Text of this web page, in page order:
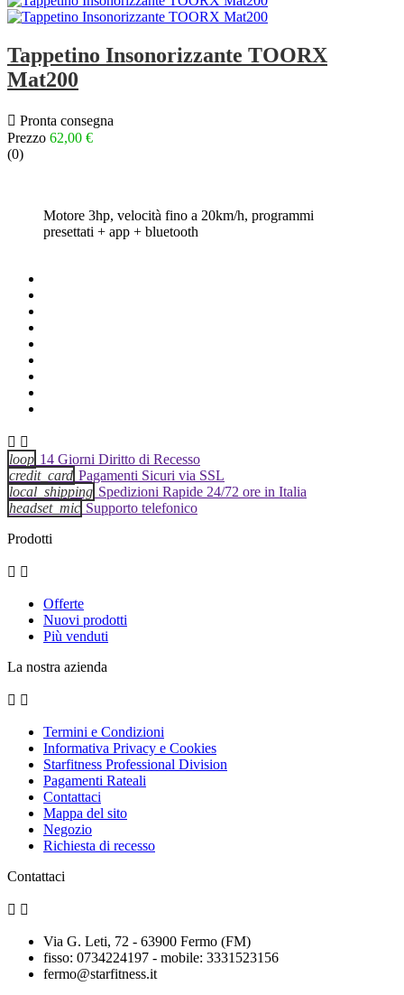
Tappetino Insonorizzante TOORX
Mat200
 Pronta consegna
Prezzo 62,00 €
(0)
Motore 3hp, velocità fino a 20km/h, programmi
presettati + app + bluetooth
 
loop 14 Giorni Diritto di Recesso
credit_card Pagamenti Sicuri via SSL
local_shipping Spedizioni Rapide 24/72 ore in Italia
headset_mic Supporto telefonico
Prodotti
 
Offerte
Nuovi prodotti
Più venduti
La nostra azienda
 
Termini e Condizioni
Informativa Privacy e Cookies
Starfitness Professional Division
Pagamenti Rateali
Contattaci
Mappa del sito
Negozio
Richiesta di recesso
Contattaci
 
Via G. Leti, 72 - 63900 Fermo (FM)
fisso: 0734224197 - mobile: 3331523156
fermo@starfitness.it